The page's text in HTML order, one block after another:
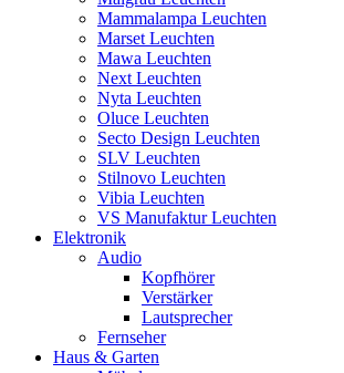
Mammalampa Leuchten
Marset Leuchten
Mawa Leuchten
Next Leuchten
Nyta Leuchten
Oluce Leuchten
Secto Design Leuchten
SLV Leuchten
Stilnovo Leuchten
Vibia Leuchten
VS Manufaktur Leuchten
Elektronik
Audio
Kopfhörer
Verstärker
Lautsprecher
Fernseher
Haus & Garten